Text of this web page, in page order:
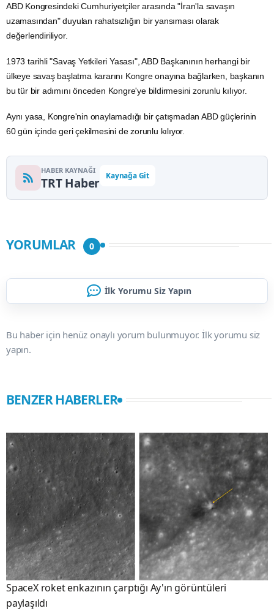
ABD Kongresindeki Cumhuriyetçiler arasında "İran'la savaşın
uzamasından" duyulan rahatsızlığın bir yansıması olarak
değerlendiriliyor.
1973 tarihli "Savaş Yetkileri Yasası", ABD Başkanının herhangi bir
ülkeye savaş başlatma kararını Kongre onayına bağlarken, başkanın
bu tür bir adımını önceden Kongre'ye bildirmesini zorunlu kılıyor.
Aynı yasa, Kongre'nin onaylamadığı bir çatışmadan ABD güçlerinin
60 gün içinde geri çekilmesini de zorunlu kılıyor.
HABER KAYNAĞI
TRT Haber Kaynağa Git
YORUMLAR 0
İlk Yorumu Siz Yapın
Bu haber için henüz onaylı yorum bulunmuyor. İlk yorumu siz
yapın.
BENZER HABERLER
SpaceX roket enkazının çarptığı Ay'ın görüntüleri
paylaşıldı